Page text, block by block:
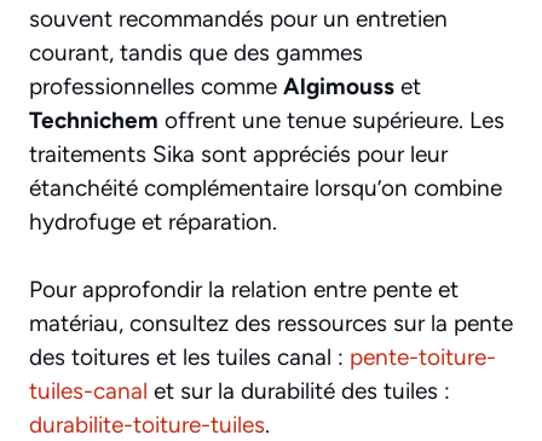
souvent recommandés pour un entretien
courant, tandis que des gammes
professionnelles comme Algimouss et
Technichem offrent une tenue supérieure. Les
traitements Sika sont appréciés pour leur
étanchéité complémentaire lorsqu’on combine
hydrofuge et réparation.
Pour approfondir la relation entre pente et
matériau, consultez des ressources sur la pente
des toitures et les tuiles canal : pente-toiture-
tuiles-canal et sur la durabilité des tuiles :
durabilite-toiture-tuiles.